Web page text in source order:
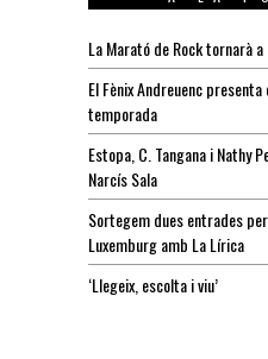
La Marató de Rock tornarà
El Fènix Andreuenc
temporada
Estopa, C. Tangana i Nathy
Narcís Sala
Sortegem dues entrades
Luxemburg amb La Lírica
‘Llegeix, escolta i viu’